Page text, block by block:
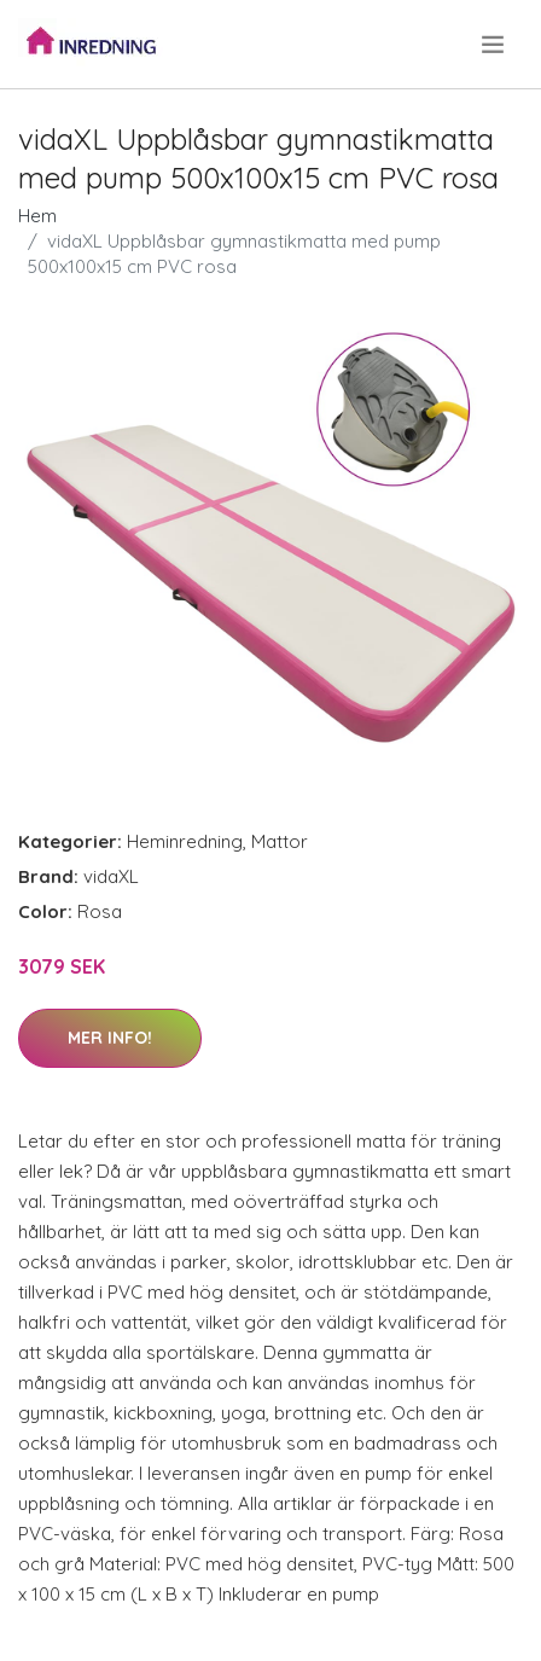
vidaXL Uppblåsbar gymnastikmatta
med pump 500x100x15 cm PVC rosa
Hem
vidaXL Uppblåsbar gymnastikmatta med pump
500x100x15 cm PVC rosa
Kategorier: Heminredning, Mattor
Brand: vidaXL
Color: Rosa
3079 SEK
MER INFO!
Letar du efter en stor och professionell matta för träning
eller lek? Då är vår uppblåsbara gymnastikmatta ett smart
val. Träningsmattan, med oöverträffad styrka och
hållbarhet, är lätt att ta med sig och sätta upp. Den kan
också användas i parker, skolor, idrottsklubbar etc. Den är
tillverkad i PVC med hög densitet, och är stötdämpande,
halkfri och vattentät, vilket gör den väldigt kvalificerad för
att skydda alla sportälskare. Denna gymmatta är
mångsidig att använda och kan användas inomhus för
gymnastik, kickboxning, yoga, brottning etc. Och den är
också lämplig för utomhusbruk som en badmadrass och
utomhuslekar. I leveransen ingår även en pump för enkel
uppblåsning och tömning. Alla artiklar är förpackade i en
PVC-väska, för enkel förvaring och transport. Färg: Rosa
och grå Material: PVC med hög densitet, PVC-tyg Mått: 500
x 100 x 15 cm (L x B x T) Inkluderar en pump